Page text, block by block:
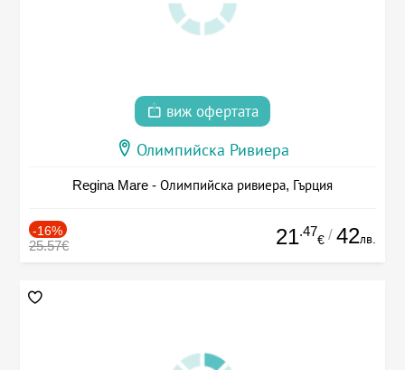
виж офертата
Олимпийска Ривиера
Regina Mare - Олимпийска ривиера, Гърция
-16%
25.57€ 21.47
€ / 42лв.